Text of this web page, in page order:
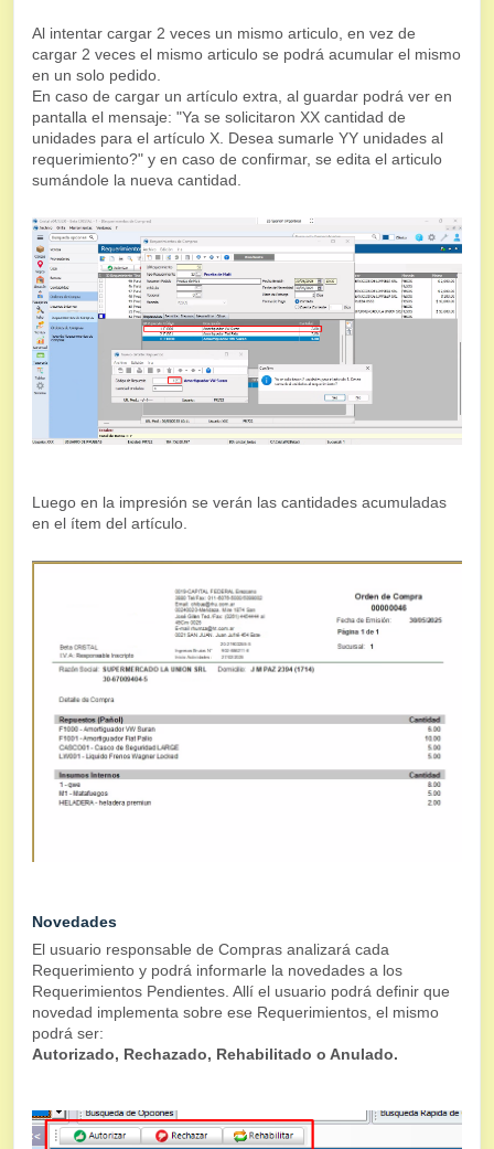
Al intentar cargar 2 veces un mismo articulo, en vez de
cargar 2 veces el mismo articulo se podrá acumular el mismo
en un solo pedido.
En caso de cargar un artículo extra, al guardar podrá ver en
pantalla el mensaje: "Ya se solicitaron XX cantidad de
unidades para el artículo X. Desea sumarle YY unidades al
requerimiento?" y en caso de confirmar, se edita el articulo
sumándole la nueva cantidad.
Luego en la impresión se verán las cantidades acumuladas
en el ítem del artículo.
Novedades
El usuario responsable de Compras analizará cada
Requerimiento y podrá informarle la novedades a los
Requerimientos Pendientes. Allí el usuario podrá definir que
novedad implementa sobre ese Requerimientos, el mismo
podrá ser:
Autorizado, Rechazado, Rehabilitado o Anulado.